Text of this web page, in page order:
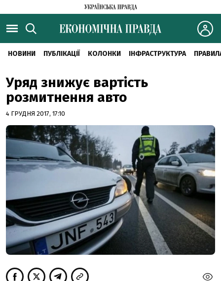
НОВИНИ ПУБЛІКАЦІЇ КОЛОНКИ ІНФРАСТРУКТУРА
Уряд знижує вартість
розмитнення авто
4 ГРУДНЯ 2017, 17:10